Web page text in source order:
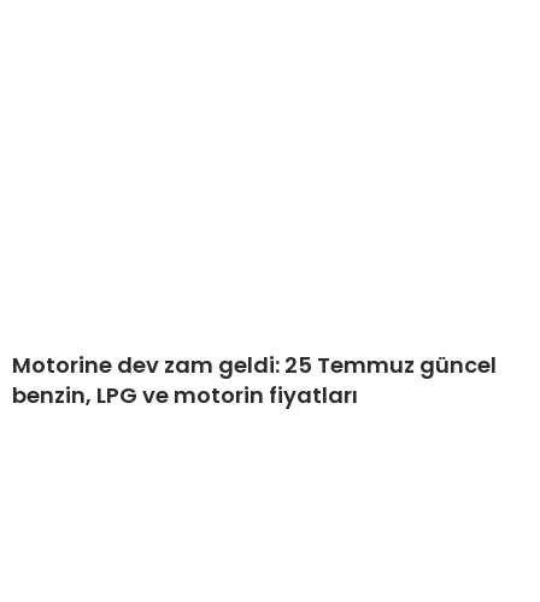
Motorine dev zam geldi: 25 Temmuz güncel
benzin, LPG ve motorin fiyatları